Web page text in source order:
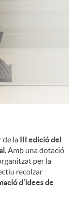
de la III edició del
. Amb una dotació
per la
recolzar
d’idees de